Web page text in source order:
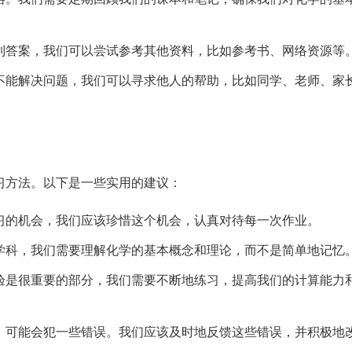
案，我们可以尝试参考其他资料，比如参考书、网络资源等。
解决问题，我们可以寻求他人的帮助，比如同学、老师、家
法。以下是一些实用的建议：
机会，我们应该珍惜这个机会，认真对待每一次作业。
，我们需要理解化学的基本概念和理论，而不是简单地记忆。
很重要的部分，我们需要不断地练习，提高我们的计算能力
能会犯一些错误。我们应该及时地反馈这些错误，并积极地